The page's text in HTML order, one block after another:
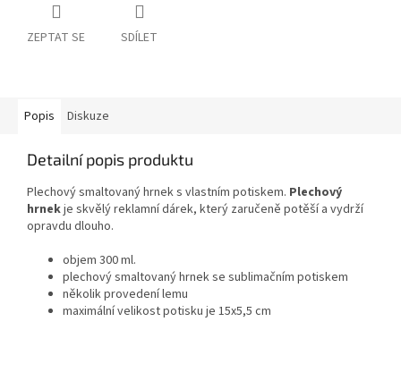
ZEPTAT SE SDÍLET
Popis Diskuze
Detailní popis produktu
Plechový smaltovaný hrnek s vlastním potiskem. Plechový
hrnekje skvělý reklamní dárek, který zaručeně potěší a vydrží
opravdu dlouho.
objem 300 ml.
plechový smaltovaný hrnek se sublimačním potiskem
několik provedení lemu
maximální velikost potisku je 15x5,5 cm